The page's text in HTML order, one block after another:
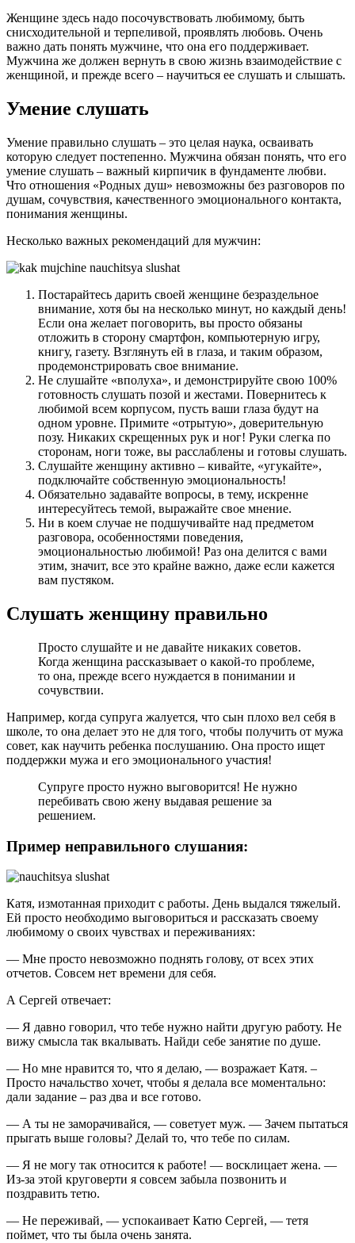
Женщине здесь надо посочувствовать любимому, быть
снисходительной и терпеливой, проявлять любовь. Очень
важно дать понять мужчине, что она его поддерживает.
Мужчина же должен вернуть в свою жизнь взаимодействие с
женщиной, и прежде всего – научиться ее слушать и слышать.
Умение слушать
Умение правильно слушать – это целая наука, осваивать
которую следует постепенно. Мужчина обязан понять, что его
умение слушать – важный кирпичик в фундаменте любви.
Что отношения «Родных душ» невозможны без разговоров по
душам, сочувствия, качественного эмоционального контакта,
понимания женщины.
Несколько важных рекомендаций для мужчин:
Постарайтесь дарить своей женщине безраздельное
внимание, хотя бы на несколько минут, но каждый день!
Если она желает поговорить, вы просто обязаны
отложить в сторону смартфон, компьютерную игру,
книгу, газету. Взглянуть ей в глаза, и таким образом,
продемонстрировать свое внимание.
Не слушайте «вполуха», и демонстрируйте свою 100%
готовность слушать позой и жестами. Повернитесь к
любимой всем корпусом, пусть ваши глаза будут на
одном уровне. Примите «отрытую», доверительную
позу. Никаких скрещенных рук и ног! Руки слегка по
сторонам, ноги тоже, вы расслаблены и готовы слушать.
Слушайте женщину активно – кивайте, «угукайте»,
подключайте собственную эмоциональность!
Обязательно задавайте вопросы, в тему, искренне
интересуйтесь темой, выражайте свое мнение.
Ни в коем случае не подшучивайте над предметом
разговора, особенностями поведения,
эмоциональностью любимой! Раз она делится с вами
этим, значит, все это крайне важно, даже если кажется
вам пустяком.
Слушать женщину правильно
Просто слушайте и не давайте никаких советов.
Когда женщина рассказывает о какой-то проблеме,
то она, прежде всего нуждается в понимании и
сочувствии.
Например, когда супруга жалуется, что сын плохо вел себя в
школе, то она делает это не для того, чтобы получить от мужа
совет, как научить ребенка послушанию. Она просто ищет
поддержки мужа и его эмоционального участия!
Супруге просто нужно выговорится! Не нужно
перебивать свою жену выдавая решение за
решением.
Пример неправильного слушания:
Катя, измотанная приходит с работы. День выдался тяжелый.
Ей просто необходимо выговориться и рассказать своему
любимому о своих чувствах и переживаниях:
— Мне просто невозможно поднять голову, от всех этих
отчетов. Совсем нет времени для себя.
А Сергей отвечает:
— Я давно говорил, что тебе нужно найти другую работу. Не
вижу смысла так вкалывать. Найди себе занятие по душе.
— Но мне нравится то, что я делаю, — возражает Катя. –
Просто начальство хочет, чтобы я делала все моментально:
дали задание – раз два и все готово.
— А ты не заморачивайся, — советует муж. — Зачем пытаться
прыгать выше головы? Делай то, что тебе по силам.
— Я не могу так относится к работе! — восклицает жена. —
Из-за этой круговерти я совсем забыла позвонить и
поздравить тетю.
— Не переживай, — успокаивает Катю Сергей, — тетя
поймет, что ты была очень занята.